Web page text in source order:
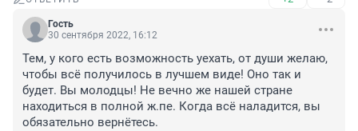
Гость
30 сентября 2022, 16:12
Тем, у кого есть возможность уехать, от души желаю,
чтобы всё получилось в лучшем виде! Оно так и
будет. Вы молодцы! Не вечно же нашей стране
находиться в полной ж.пе. Когда всё наладится, вы
обязательно вернётесь.